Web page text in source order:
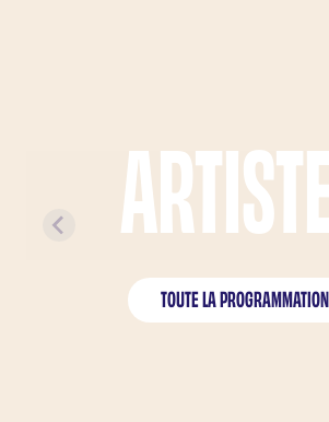
ARTISTES À L'AFFICHE
TOUTE LA PROGRAMMATION